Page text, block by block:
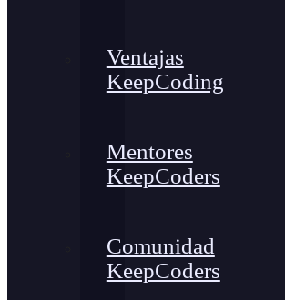
Ventajas
KeepCoding
Mentores
KeepCoders
Comunidad
KeepCoders